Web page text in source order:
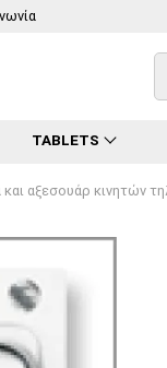
TABLETS
και αξεσουάρ κινητών